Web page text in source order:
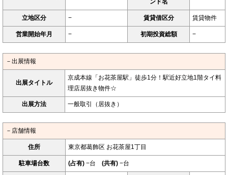
ンド名
立地区分 − 賃貸借区分 賃貸物件
営業開始年月 − 初期投資総額 −
－出展情報
出展タイトル
京成本線「お花茶屋駅」徒歩1分！駅近好立地1階タイ料
理店居抜き物件☆
出展方法 一般取引（居抜き）
－店舗情報
住所 東京都葛飾区 お花茶屋1丁目
駐車場台数 (占有) −台 (共有) −台